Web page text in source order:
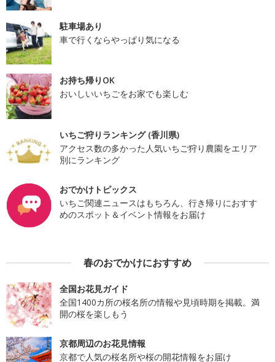
駐車場あり
車で行くならやっぱり気になる
お持ち帰りOK
おいしいいちごをお家でも楽しむ
いちご狩りランキング (香川県)
アクセス数の多かった人気いちご狩り農園をエリア
別にランキング
おでかけトピックス
いちご関連ニュースはもちろん、行き帰りにおすす
めのスポット＆イベント情報をお届け
春のおでかけにおすすめ
全国お花見ガイド
全国1400カ所の桜名所の情報や見頃時期を掲載。満
開の桜を楽しもう
京都周辺のお花見情報
京都で人気の桜名所や桜の開花情報をお届け